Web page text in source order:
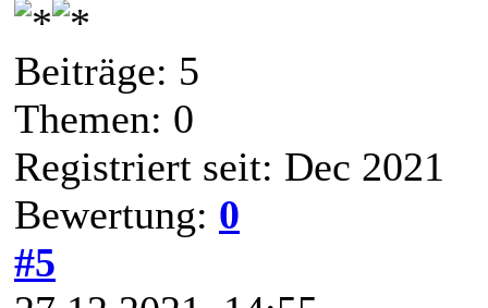
Beiträge: 5
Themen: 0
Registriert seit: Dec 2021
Bewertung: 0
#5